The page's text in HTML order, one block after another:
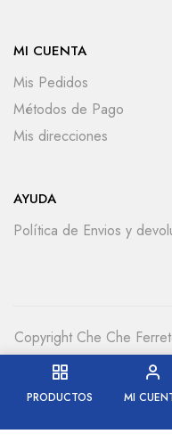
PRODUCTOS MI
MI CUENTA
Mis Pedidos
Métodos de Pago
Mis direcciones
AYUDA
Política de Envios y
Copyright Che Che